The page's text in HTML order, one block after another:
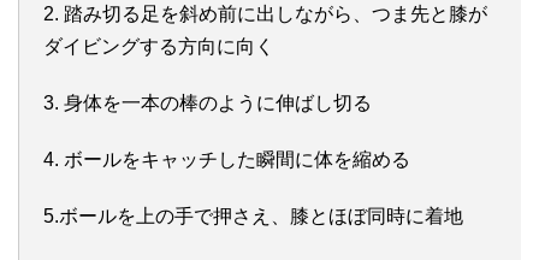
2. 踏み切る足を斜め前に出しながら、つま先と膝が
ダイビングする方向に向く
3. 身体を一本の棒のように伸ばし切る
4. ボールをキャッチした瞬間に体を縮める
5.ボールを上の手で押さえ、膝とほぼ同時に着地